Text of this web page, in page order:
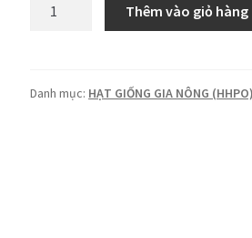
xị
Thêm vào giỏ hàng
Danh mục: HẠT GIỐNG GIA NÔNG (HHPO)